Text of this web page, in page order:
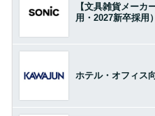
【文具雑貨メーカ
用・2027新卒採用）
ホテル・オフィス